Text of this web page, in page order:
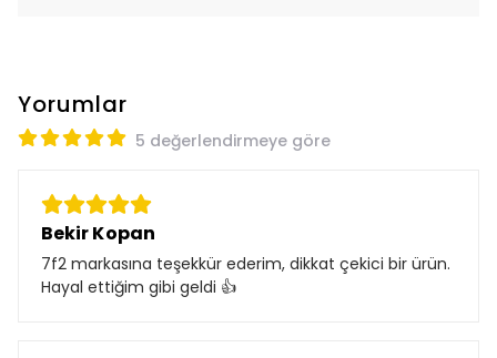
Yorumlar
5 değerlendirmeye göre
Bekir Kopan
7f2 markasına teşekkür ederim, dikkat çekici bir ürün.
Hayal ettiğim gibi geldi 👍